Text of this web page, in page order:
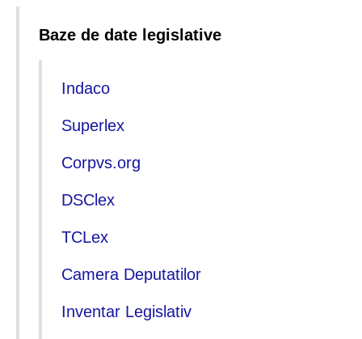
Baze de date legislative
Indaco
Superlex
Corpvs.org
DSClex
TCLex
Camera Deputatilor
Inventar Legislativ